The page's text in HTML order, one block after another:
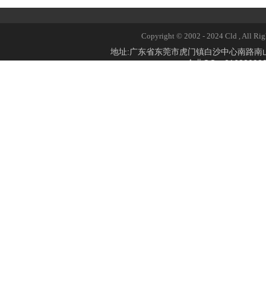
Copyright © 2002 - 2024 Cld , All
地址:广东省东莞市虎门镇白沙中心南路
企业QQ：